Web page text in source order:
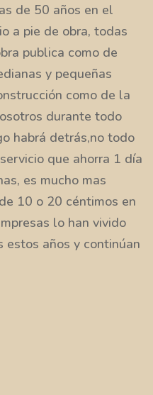
de 50 años en el
a pie de obra, todas
publica como de
y pequeñas
como de la
durante todo
habrá detrás,no todo
que ahorra 1 día
es mucho mas
10 o 20 céntimos en
lo han vivido
años y continúan